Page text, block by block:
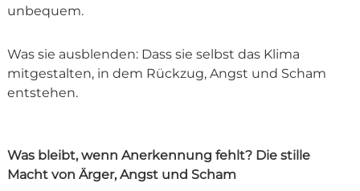
unbequem.
Was sie ausblenden: Dass sie selbst das Klima
mitgestalten, in dem Rückzug, Angst und Scham
entstehen.
Was bleibt, wenn Anerkennung fehlt? Die stille
Macht von Ärger, Angst und Scham